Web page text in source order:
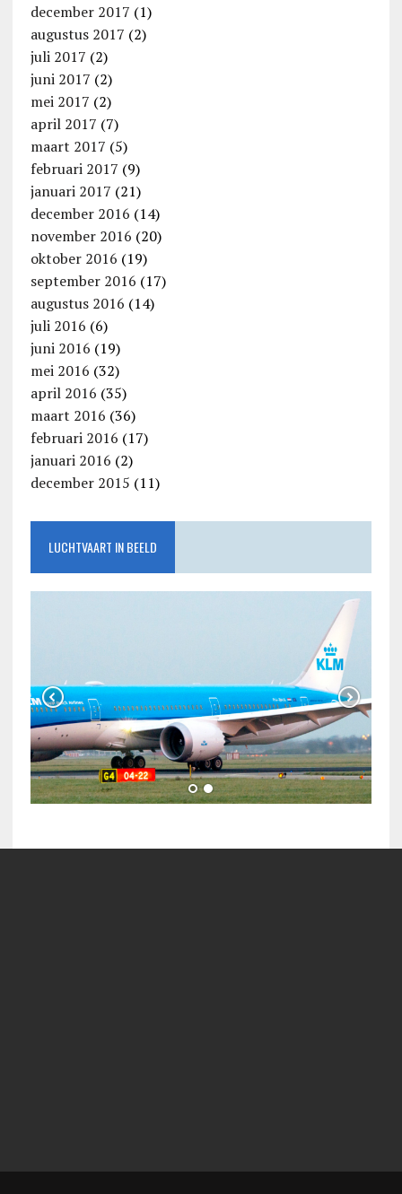
december 2017 (1)
augustus 2017 (2)
juli 2017 (2)
juni 2017 (2)
mei 2017 (2)
april 2017 (7)
maart 2017 (5)
februari 2017 (9)
januari 2017 (21)
december 2016 (14)
november 2016 (20)
oktober 2016 (19)
september 2016 (17)
augustus 2016 (14)
juli 2016 (6)
juni 2016 (19)
mei 2016 (32)
april 2016 (35)
maart 2016 (36)
februari 2016 (17)
januari 2016 (2)
december 2015 (11)
LUCHTVAART IN BEELD